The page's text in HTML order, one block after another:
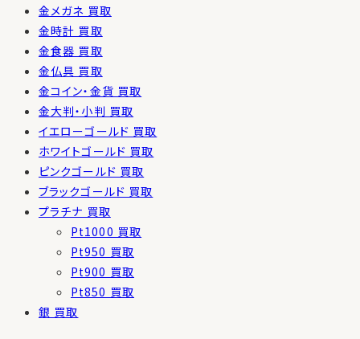
金メガネ 買取
金時計 買取
金食器 買取
金仏具 買取
金コイン・金貨 買取
金大判・小判 買取
イエローゴールド 買取
ホワイトゴールド 買取
ピンクゴールド 買取
ブラックゴールド 買取
プラチナ 買取
Pt1000 買取
Pt950 買取
Pt900 買取
Pt850 買取
銀 買取